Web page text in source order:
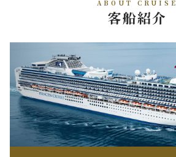
ABOUT CRUISE
客船紹介